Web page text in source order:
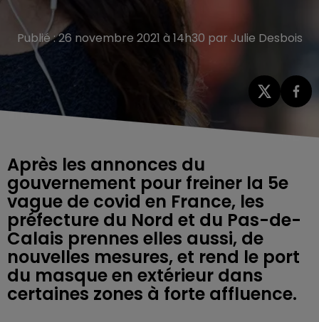
Publié : 26 novembre 2021 à 14h30 par Julie Desbois
Après les annonces du
gouvernement pour freiner la 5e
vague de covid en France, les
préfecture du Nord et du Pas-de-
Calais prennes elles aussi, de
nouvelles mesures, et rend le port
du masque en extérieur dans
certaines zones à forte affluence.